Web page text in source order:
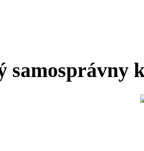
samosprávny